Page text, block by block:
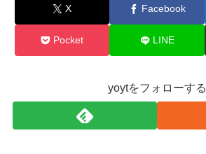
X Facebook
Pocket LINE
yoytをフォローする